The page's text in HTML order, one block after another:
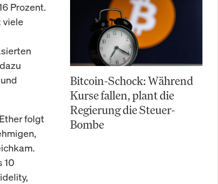
Prozent.
viele
folgt
10
Bitcoin-Schock: Während
Kurse fallen, plant die
Regierung die Steuer-
Bombe